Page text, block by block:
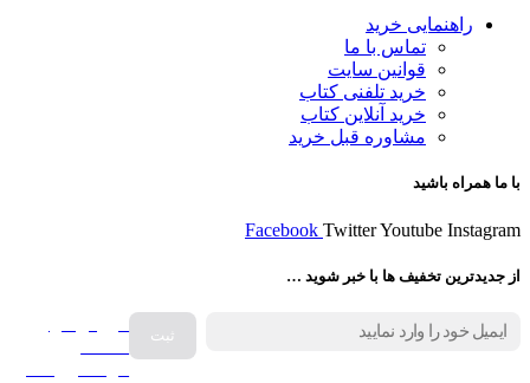
راهنمایی خرید
تماس با ما
قوانین سایت
خرید تلفنی کتاب
خرید آنلاین کتاب
مشاوره قبل خرید
با ما همراه باشید
Facebook TwitterYoutube Instagram
از جدیدترین تخفیف ها با خبر شوید …
فروش انواع